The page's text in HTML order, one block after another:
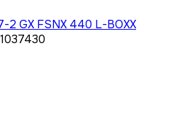
2 GX FSNX 440 L-BOXX
1037430